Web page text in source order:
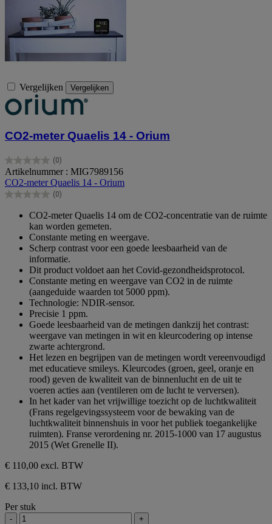
Vergelijken Vergelijken
CO2-meter Quaelis 14 - Orium
(0)
0.0
van
de
5
Artikelnummer : MIG7989156
CO2-meter Quaelis 14 - Orium
(0)
0.0
sterren.
CO2-meter Quaelis 14 om de CO2-concentratie van de ruimte
kan worden gemeten.
Constante meting en weergave.
Scherp contrast voor een goede leesbaarheid van de
informatie.
Dit product voldoet aan het Covid-gezondheidsprotocol.
Constante meting en weergave van CO2 in de ruimte
(aangeduide waarden tot 5000 ppm).
Technologie: NDIR-sensor.
Precisie 1 ppm.
Goede leesbaarheid van de metingen dankzij het contrast:
weergave van metingen in wit en kleurcodering op intense
zwarte achtergrond.
Het lezen en begrijpen van de metingen wordt vereenvoudigd
met educatieve smileys. Kleurcodes (groen, geel, oranje en
rood) geven de kwaliteit van de binnenlucht en de uit te
voeren acties aan (ventileren om de lucht te verversen).
In het kader van het vrijwillige toezicht op de luchtkwaliteit
(Frans regelgevingssysteem voor de bewaking van de
luchtkwaliteit binnenshuis in voor het publiek toegankelijke
ruimten). Franse verordening nr. 2015-1000 van 17 augustus
2015 (Wet Grenelle II).
€ 110,00 excl. BTW
€ 133,10 incl. BTW
Per stuk
- +